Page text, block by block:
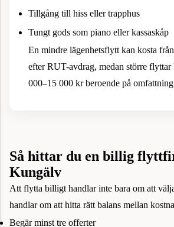
Tillgång till hiss eller trapphus
Tungt gods som piano eller kassaskåp
En mindre lägenhetsflytt kan kosta
efter RUT-avdrag, medan större flyttar
000–15 000 kr beroende på
Så hittar du en billig
Kungälv
Att flytta billigt handlar inte bara om att
handlar om att hitta rätt balans mellan
Begär minst tre offerter